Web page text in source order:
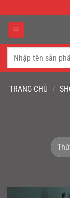
to
content
Tìm
TRANG CHỦ /